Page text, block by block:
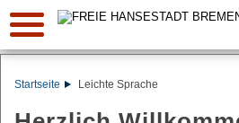
Suche:
Startseite Leichte Sprache